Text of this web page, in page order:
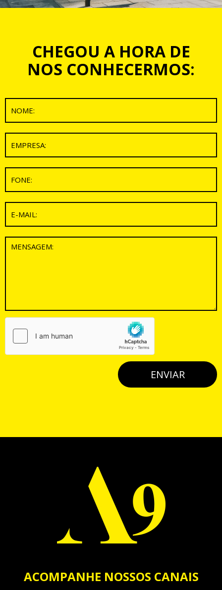
CHEGOU A HORA DE
NOS CONHECERMOS:
ENVIAR
ACOMPANHE NOSSOS CANAIS